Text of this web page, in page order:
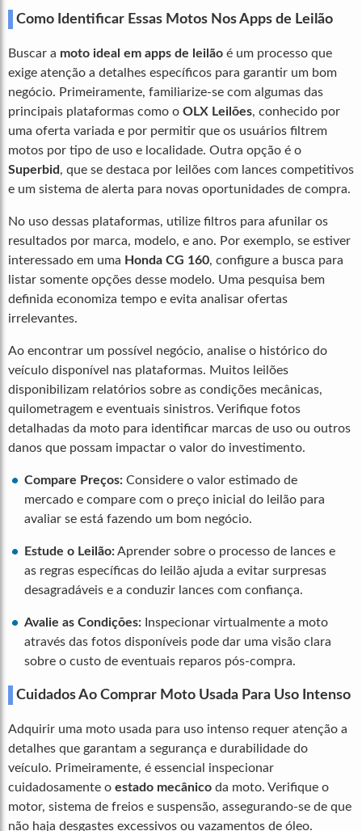
Como Identificar Essas Motos Nos Apps de Leilão
Buscar a moto ideal em apps de leilão é um processo que
exige atenção a detalhes específicos para garantir um bom
negócio. Primeiramente, familiarize-se com algumas das
principais plataformas como o OLX Leilões, conhecido por
uma oferta variada e por permitir que os usuários filtrem
motos por tipo de uso e localidade. Outra opção é o
Superbid, que se destaca por leilões com lances competitivos
e um sistema de alerta para novas oportunidades de compra.
No uso dessas plataformas, utilize filtros para afunilar os
resultados por marca, modelo, e ano. Por exemplo, se estiver
interessado em uma Honda CG 160, configure a busca para
listar somente opções desse modelo. Uma pesquisa bem
definida economiza tempo e evita analisar ofertas
irrelevantes.
Ao encontrar um possível negócio, analise o histórico do
veículo disponível nas plataformas. Muitos leilões
disponibilizam relatórios sobre as condições mecânicas,
quilometragem e eventuais sinistros. Verifique fotos
detalhadas da moto para identificar marcas de uso ou outros
danos que possam impactar o valor do investimento.
Compare Preços: Considere o valor estimado de
mercado e compare com o preço inicial do leilão para
avaliar se está fazendo um bom negócio.
Estude o Leilão:Aprender sobre o processo de lances e
as regras específicas do leilão ajuda a evitar surpresas
desagradáveis e a conduzir lances com confiança.
Avalie as Condições: Inspecionar virtualmente a moto
através das fotos disponíveis pode dar uma visão clara
sobre o custo de eventuais reparos pós-compra.
Cuidados Ao Comprar Moto Usada Para Uso Intenso
Adquirir uma moto usada para uso intenso requer atenção a
detalhes que garantam a segurança e durabilidade do
veículo. Primeiramente, é essencial inspecionar
cuidadosamente o estado mecânico da moto. Verifique o
motor, sistema de freios e suspensão, assegurando-se de que
não haja desgastes excessivos ou vazamentos de óleo.